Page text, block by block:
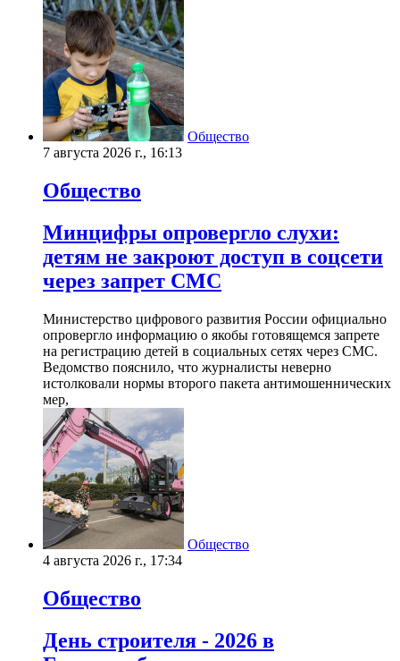
Общество
7 августа 2026 г., 16:13
Общество
Минцифры опровергло слухи:
детям не закроют доступ в соцсети
через запрет СМС
Министерство цифрового развития России официально
опровергло информацию о якобы готовящемся запрете
на регистрацию детей в социальных сетях через СМС.
Ведомство пояснило, что журналисты неверно
истолковали нормы второго пакета антимошеннических
мер,
Общество
4 августа 2026 г., 17:34
Общество
День строителя - 2026 в